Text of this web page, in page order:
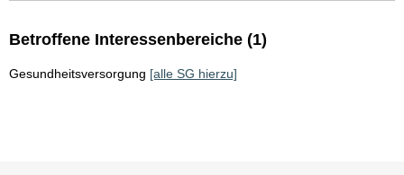
Betroffene Interessenbereiche (1)
Gesundheitsversorgung [alle SG hierzu]